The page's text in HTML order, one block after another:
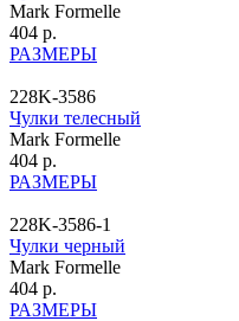
Mark Formelle
404 р.
РАЗМЕРЫ
228K-3586
Чулки телесный
Mark Formelle
404 р.
РАЗМЕРЫ
228K-3586-1
Чулки черный
Mark Formelle
404 р.
РАЗМЕРЫ